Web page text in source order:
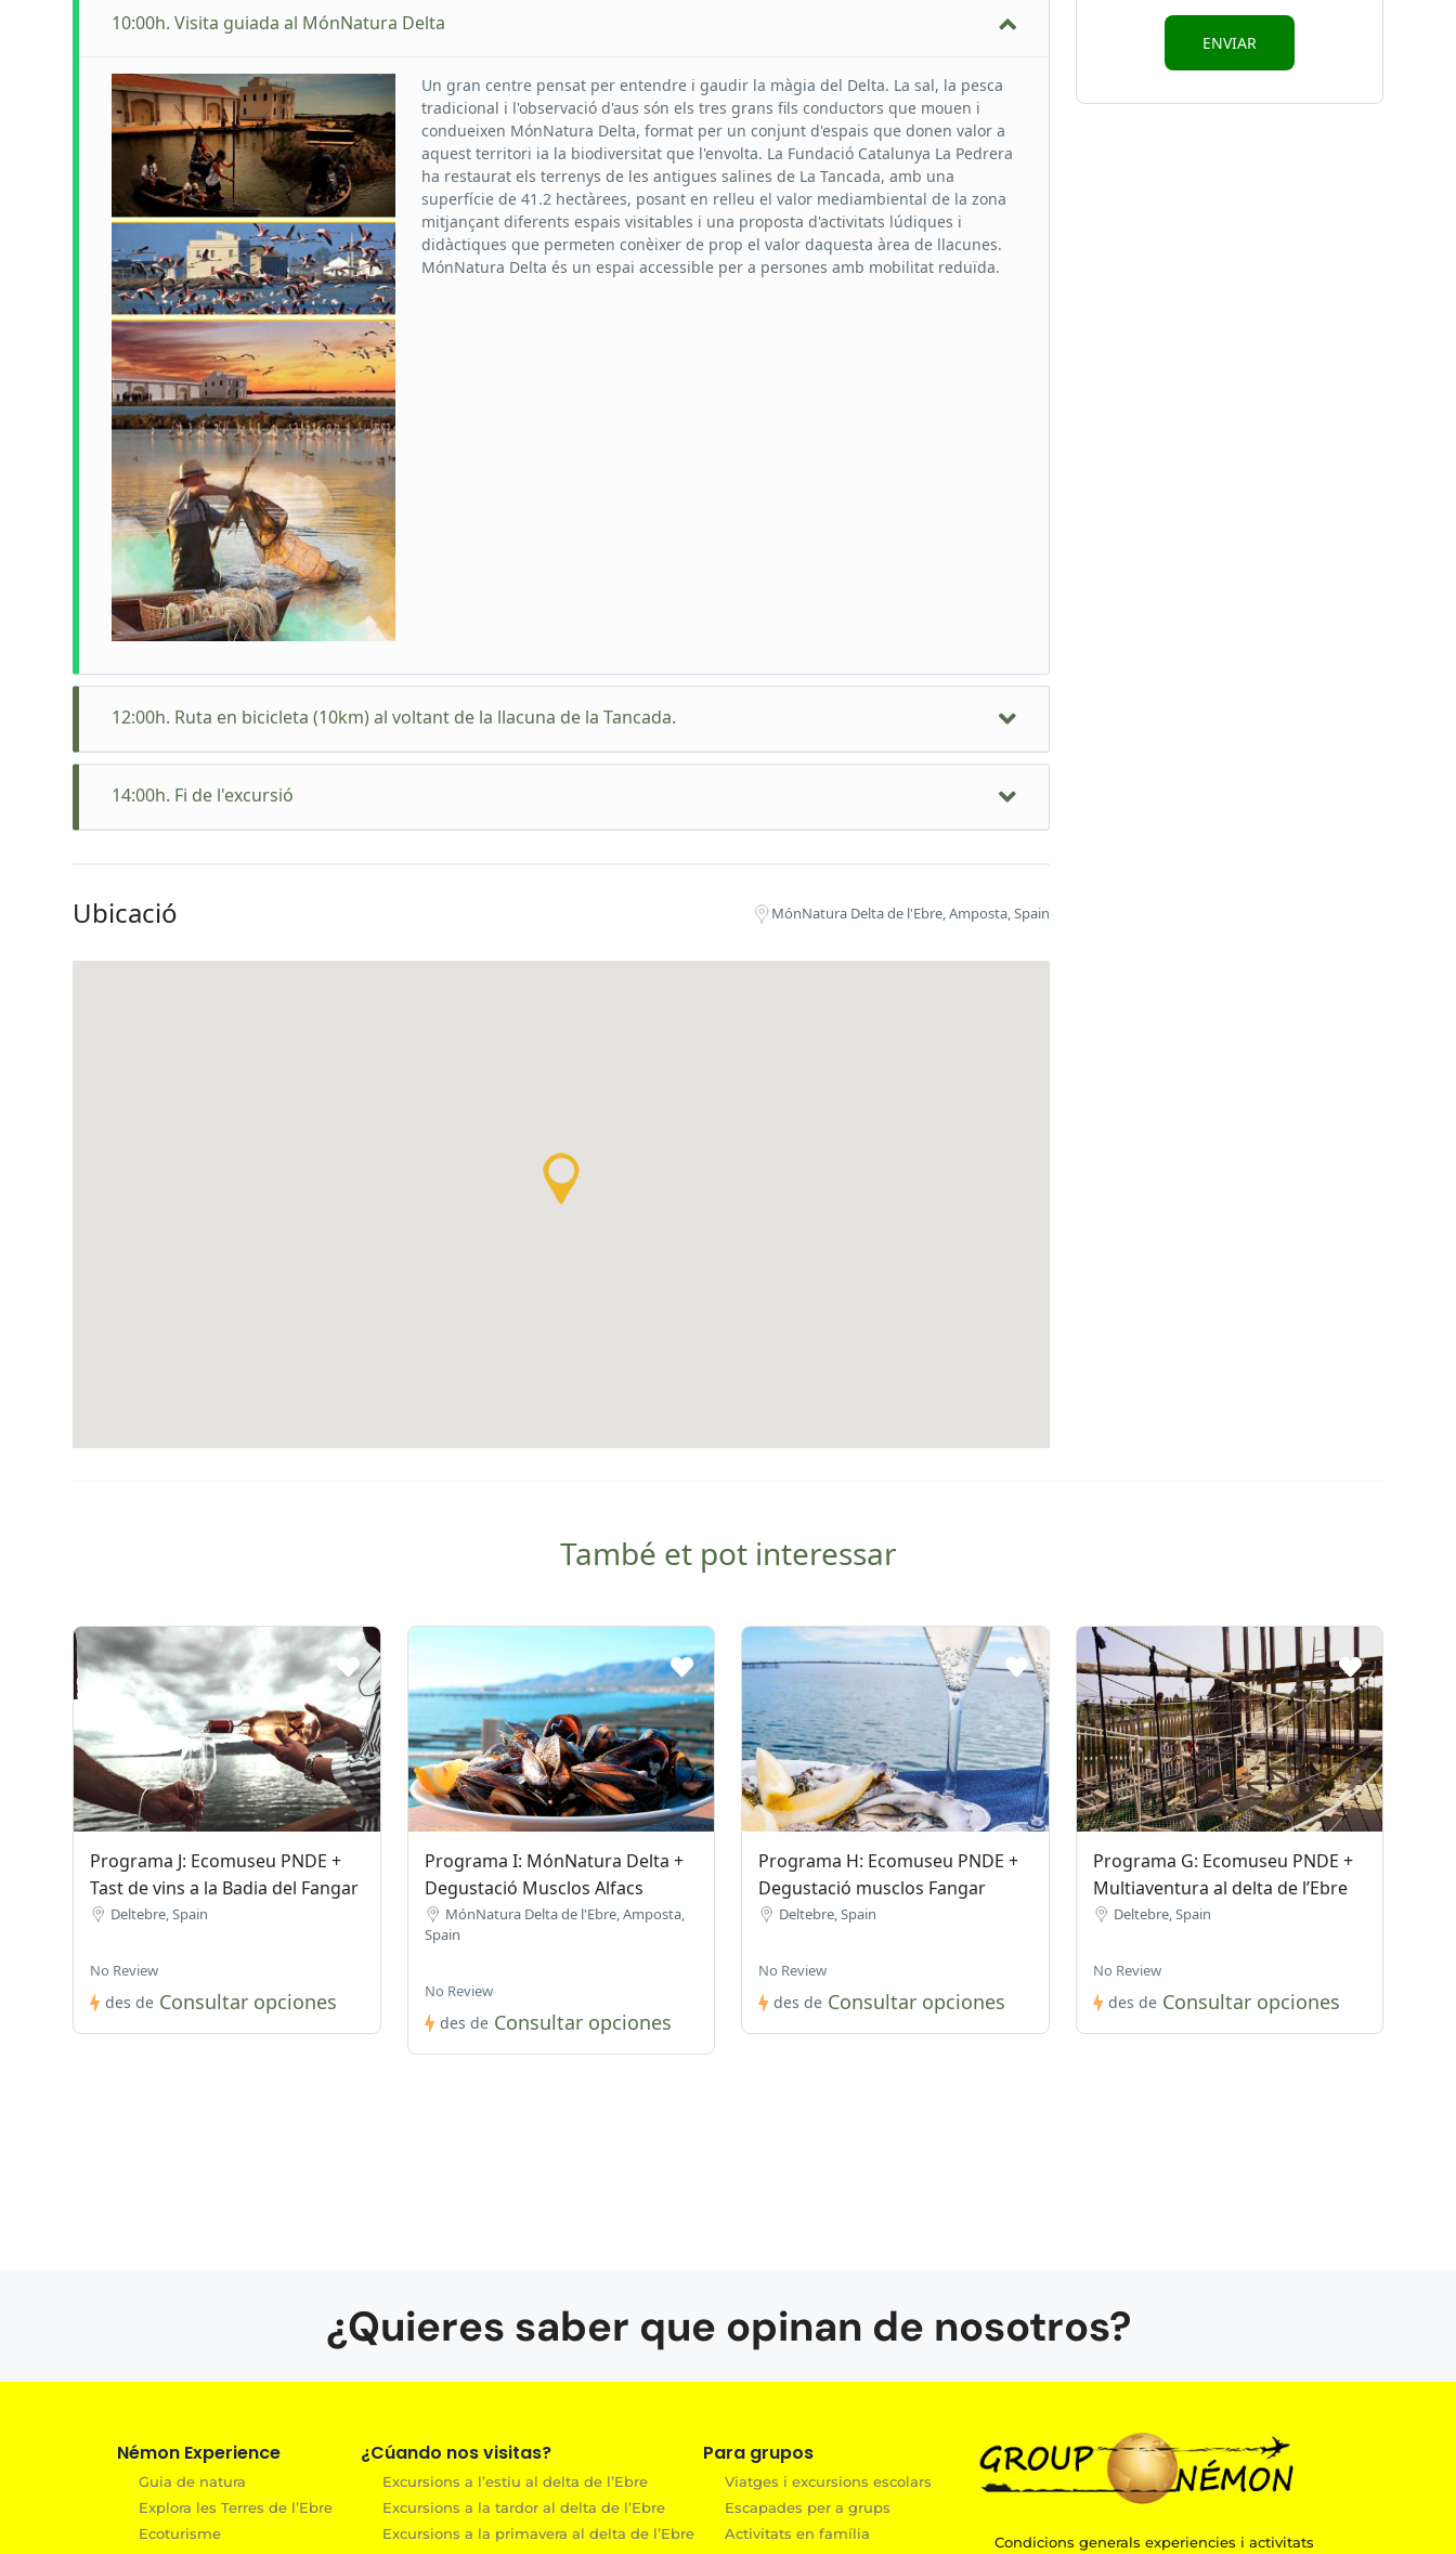
10:00h. Visita guiada al MónNatura Delta
Un gran centre pensat per entendre i gaudir la màgia del Delta. La sal, la pesca
tradicional i l'observació d'aus són els tres grans fils conductors que mouen i
condueixen MónNatura Delta, format per un conjunt d'espais que donen valor a
aquest territori ia la biodiversitat que l'envolta. La Fundació Catalunya La Pedrera
ha restaurat els terrenys de les antigues salines de La Tancada, amb una
superfície de 41.2 hectàrees, posant en relleu el valor mediambiental de la zona
mitjançant diferents espais visitables i una proposta d'activitats lúdiques i
didàctiques que permeten conèixer de prop el valor daquesta àrea de llacunes.
MónNatura Delta és un espai accessible per a persones amb mobilitat reduïda.
12:00h. Ruta en bicicleta (10km) al voltant de la llacuna de la Tancada.
Per complementar la visita us proposem descobrir la llacuna més salina i el punt
edats i totes les condicions físiques.
14:00h. Fi de l'excursió
Ubicació MónNatura Delta de l'Ebre, Amposta, Spain
També et pot interessar
Programa J: Ecomuseu PNDE +
Tast de vins a la Badia del Fangar
Deltebre, Spain
No Review
des de Consultar opciones
Programa I: MónNatura Delta +
Degustació Musclos Alfacs
MónNatura Delta de l'Ebre, Amposta,
Spain
No Review
des de Consultar opciones
Programa H: Ecomuseu PNDE +
Degustació musclos Fangar
Deltebre, Spain
No Review
des de Consultar opciones
Programa G: Ecomuseu PNDE +
Multiaventura al delta de l’Ebre
Deltebre, Spain
No Review
des de Consultar opciones
¿Quieres saber que opinan de nosotros?
Némon Experience
Guia de natura
Explora les Terres de l’Ebre
Ecoturisme
¿Cúando nos visitas?
Excursions a l’estiu al delta de l’Ebre
Excursions a la tardor al delta de l’Ebre
Excursions a la primavera al delta de l’Ebre
Para grupos
Viatges i excursions escolars
Escapades per a grups
Activitats en família
Condicions generals experiencies i activitats